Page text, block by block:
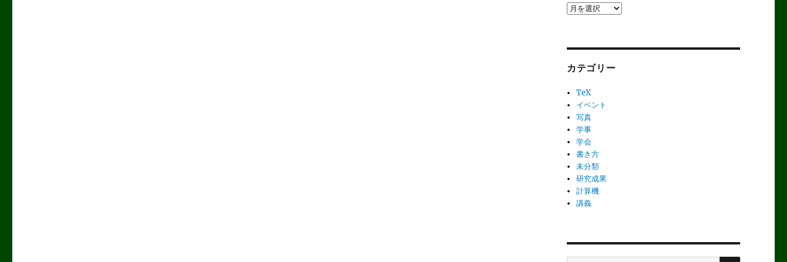
ア
カテゴリー
TeX
イベント
写真
学事
学会
書き方
未分類
研究成果
計算機
講義
検